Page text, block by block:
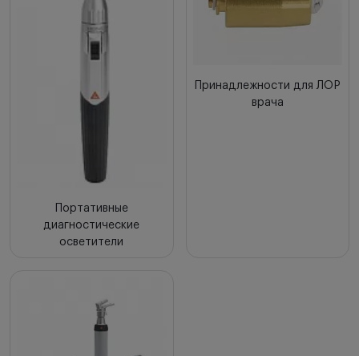
Цена по убыванию
Сначала с высоким рейтингом
Портативные
диагностические
осветители
Принадлежности для ЛОР
врача